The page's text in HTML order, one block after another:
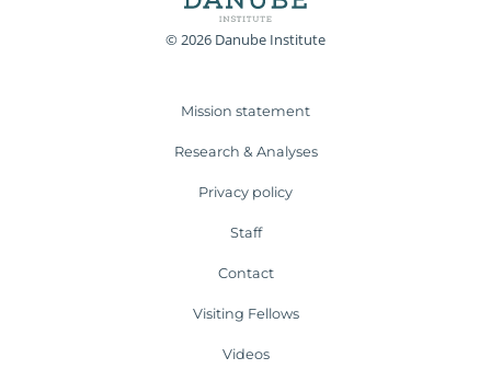
© 2026 Danube Institute
Mission statement
Research & Analyses
Privacy policy
Staff
Contact
Visiting Fellows
Videos